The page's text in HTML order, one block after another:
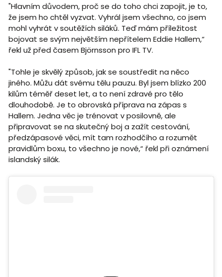
"Hlavním důvodem, proč se do toho chci zapojit, je to,
že jsem ho chtěl vyzvat. Vyhrál jsem všechno, co jsem
mohl vyhrát v soutěžích siláků. Teď mám příležitost
bojovat se svým největším nepřítelem Eddie Hallem,“
řekl už před časem Björnsson pro IFL TV.
"Tohle je skvělý způsob, jak se soustředit na něco
jiného. Můžu dát svému tělu pauzu. Byl jsem blízko 200
kilům téměř deset let, a to není zdravé pro tělo
dlouhodobě. Je to obrovská příprava na zápas s
Hallem. Jedna věc je trénovat v posilovně, ale
připravovat se na skutečný boj a zažít cestování,
předzápasové věci, mít tam rozhodčího a rozumět
pravidlům boxu, to všechno je nové,“ řekl při oznámení
islandský silák.